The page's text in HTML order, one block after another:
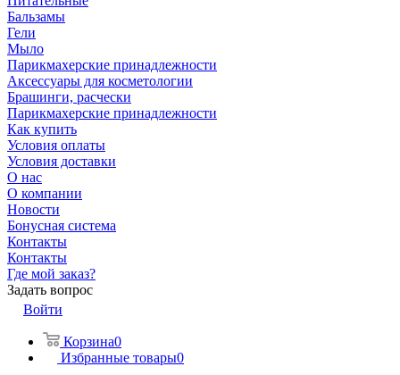
Бальзамы
Гели
Мыло
Парикмахерские принадлежности
Аксессуары для косметологии
Брашинги, расчески
Парикмахерские принадлежности
Как купить
Условия оплаты
Условия доставки
О нас
О компании
Новости
Бонусная система
Контакты
Контакты
Где мой заказ?
Задать вопрос
Войти
Корзина0
Избранные товары0